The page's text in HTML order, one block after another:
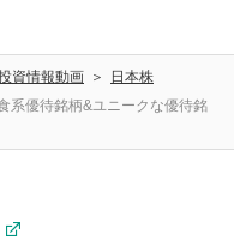
資情報動画
日本株
系優待銘柄&ユニークな優待銘